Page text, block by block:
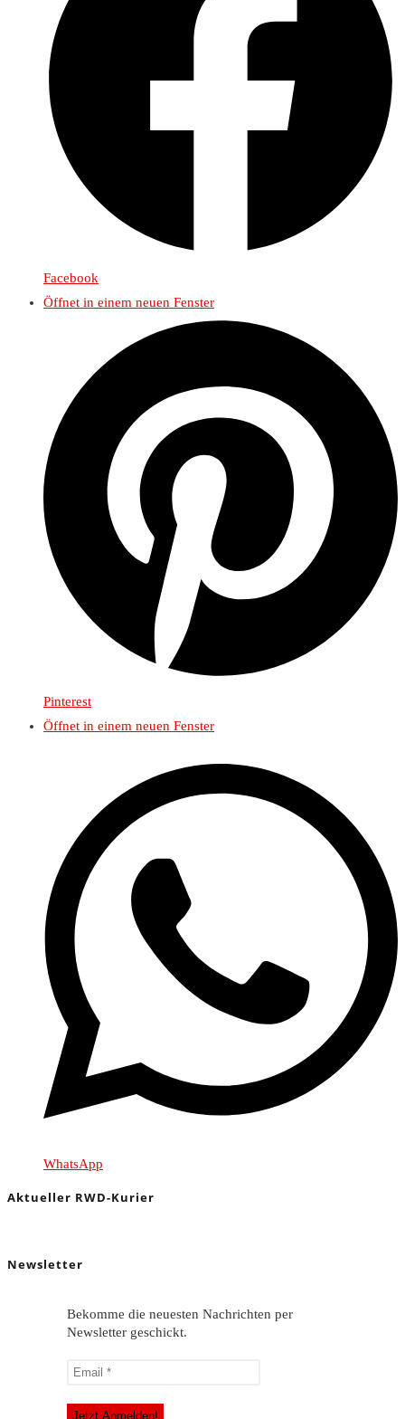
Facebook
Öffnet in einem neuen Fenster
Pinterest
Öffnet in einem neuen Fenster
WhatsApp
Aktueller RWD-Kurier
Newsletter
Bekomme die neuesten Nachrichten per
Newsletter geschickt.